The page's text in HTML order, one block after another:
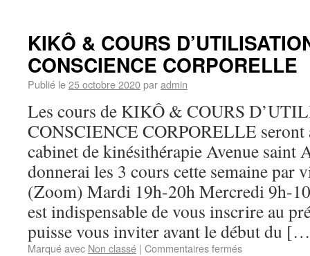
KIKÔ & COURS
CONSCIENCE CORPORELLE
Publié le25 octobre 2020paradmin
Les cours de KIKÔ & COURS
CONSCIENCE CORPORELLE seront
cabinet de kinésithérapie Avenue saint
donnerai les 3 cours cette semaine par
(Zoom) Mardi 19h-20h Mercredi 9h-
est indispensable de vous inscrire au
puisse vous inviter avant le début du
Marqué avec Non classé | Commentaires fermés